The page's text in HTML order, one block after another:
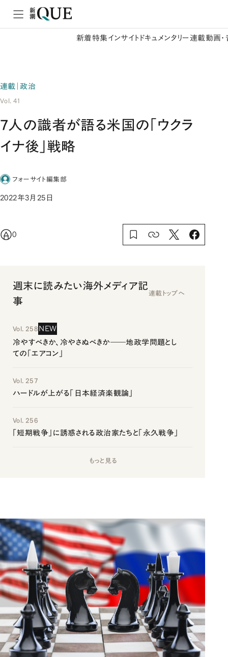
新着特集 インサイト ドキュメンタリー 連載動画
連載｜政治
Vol. 41
7人の識者が語る米国の「ウクラ
イナ後」戦略
フォーサイト編集部
2022年3月25日
0
週末に読みたい海外メディア記
事
連載トップへ
Vol. 258 NEW
冷やすべきか、冷やさぬべきか――地政学問題とし
ての「エアコン」
Vol. 257
ハードルが上がる「日本経済楽観論」
Vol. 256
「短期戦争」に誘惑される政治家たちと「永久戦争」
もっと見る